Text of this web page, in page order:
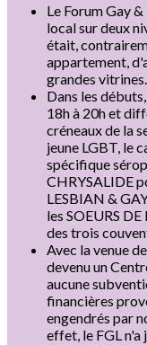
Le Forum Gay
local sur deux
était,
appartement,
grandes vitrines.
Dans les
18h à 20h et
créneaux de la
jeune LGBT, le
spécifique
CHRYSALIDE
LESBIAN &
les SOEURS
des trois
Avec la venue
devenu un
aucune
financières
engendrés par
effet, le FGL n'a